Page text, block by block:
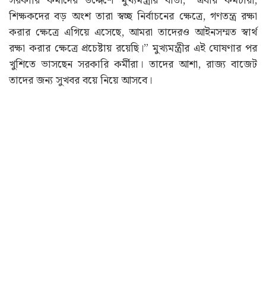
শিক্ষকদের বড় অংশ তারা স্বচ্ছ নির্বাচনের ক্ষেত্রে, গণতন্ত্র রক্ষা
করার ক্ষেত্রে এগিয়ে এসেছে, আমরা তাদেরও আইনসম্মত স্বার্থ
রক্ষা করার ক্ষেত্রে প্রচেষ্টায় রয়েছি।” মুখ্যমন্ত্রীর এই ঘোষণার পর
খুশিতে ভাসছেন সরকারি কর্মীরা। তাদের আশা, রাজ্য বাজেট
তাদের জন্য সুখবর বয়ে নিয়ে আসবে।